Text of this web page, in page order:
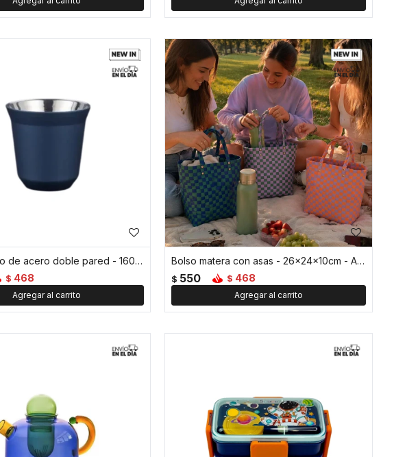
Taza pocillo de acero doble pared - 160ml - Azul
$ 468
Bolso matera con asas - 26x24x10cm - Azul
$ 550 $ 468